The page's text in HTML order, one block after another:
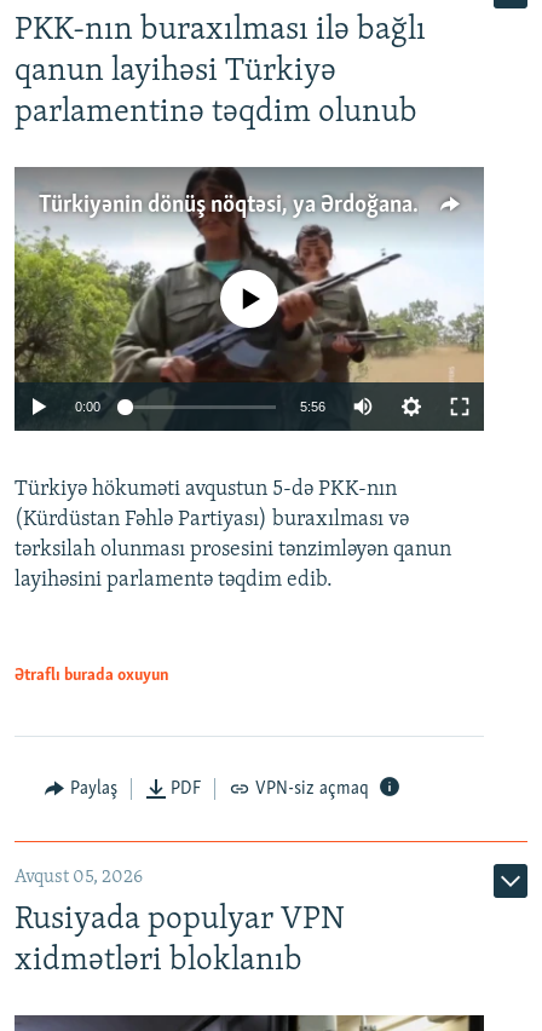
PKK-nın buraxılması ilə bağlı
qanun layihəsi Türkiyə
parlamentinə təqdim olunub
Türkiyənin dönüş nöqtəsi, ya Ərdoğana üçüncü şans: PKK ilə qəfil barışıq nə deməkdir?
Auto 240p 360p 480p
720p 1080p
No media source currently available
0:00 5:56
360p
480p
Türkiyə hökuməti avqustun 5-də PKK-nın
(Kürdüstan Fəhlə Partiyası) buraxılması və
tərksilah olunması prosesini tənzimləyən qanun
layihəsini parlamentə təqdim edib.
Ətraflı burada oxuyun
Paylaş PDF VPN-siz açmaq
Avqust 05, 2026
Rusiyada populyar VPN
xidmətləri bloklanıb